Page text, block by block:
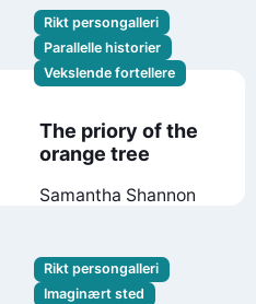
Rikt persongalleri
Parallelle historier
Vekslende fortellere
The priory of the
orange tree
Samantha Shannon
Rikt persongalleri
Imaginært sted